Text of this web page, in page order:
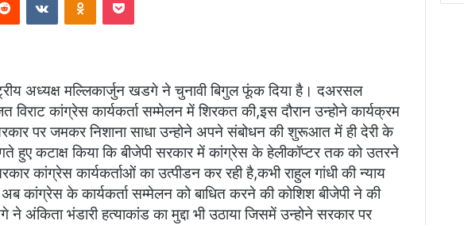
अध्यक्ष मल्लिकार्जुन खडगे ने चुनावी बिगुल फूंक दिया है। दअरसल
कांग्रेस कार्यकर्ता सम्मेलन में शिरकत की,इस दौरान उन्होने कार्यक्रम
पर जमकर निशाना साधा उन्होने अपने संबोधन की शुरूआत में ही देरी के
हुए कटाक्ष किया कि बीजेपी सरकार में कांग्रेस के हेलीकॉप्टर तक को उतरने
कांग्रेस कार्यकर्ताओं का उत्पीडन कर रही है,कभी राहुल गांधी की न्याय
कांग्रेस के कार्यकर्ता सम्मेलन को बाधित करने की कोशिश बीजेपी ने की
अंकिता भंडारी हत्याकांड का मुद्दा भी उठाया जिसमें उन्होने सरकार पर